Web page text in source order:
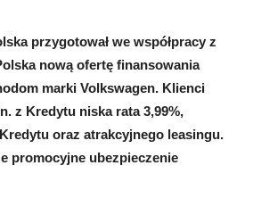
przygotował we współpracy z
nową ofertę finansowania
marki Volkswagen. Klienci
z Kredytu niska rata 3,99%,
oraz atrakcyjnego leasingu.
promocyjne ubezpieczenie